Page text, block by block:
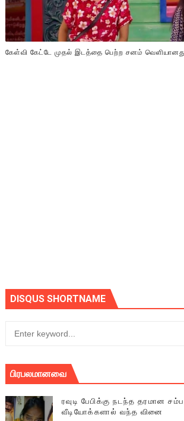
கேள்வி கேட்டே முதல் இடத்தை பெற்ற சனம்
DISQUS SHORTNAME
பிரபலமானவை
ரவுடி பேபிக்கு நடந்த தரமான
வீடியோக்களால் வந்த வினை